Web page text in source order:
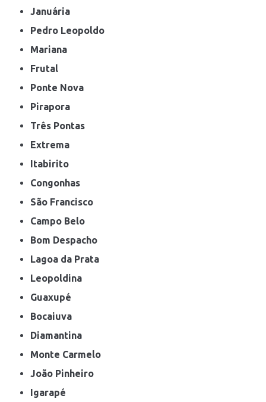
Januária
Pedro Leopoldo
Mariana
Frutal
Ponte Nova
Pirapora
Três Pontas
Extrema
Itabirito
Congonhas
São Francisco
Campo Belo
Bom Despacho
Lagoa da Prata
Leopoldina
Guaxupé
Bocaiuva
Diamantina
Monte Carmelo
João Pinheiro
Igarapé